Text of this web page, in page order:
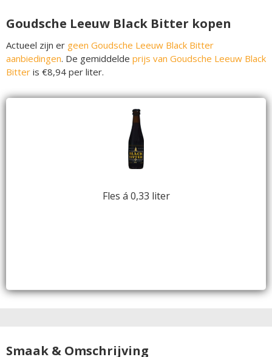
Goudsche Leeuw Black Bitter kopen
Actueel zijn er geen Goudsche Leeuw Black Bitter
aanbiedingen. De gemiddelde prijs van Goudsche Leeuw Black
Bitter is €8,94 per liter.
Fles á 0,33 liter
Smaak & Omschrijving